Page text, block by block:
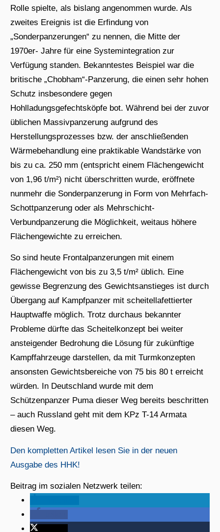
Rolle spielte, als bislang angenommen wurde. Als
zweites Ereignis ist die Erfindung von
„Sonderpanzerungen“ zu nennen, die Mitte der
1970er- Jahre für eine Systemintegration zur
Verfügung standen. Bekanntestes Beispiel war die
britische „Chobham“-Panzerung, die einen sehr hohen
Schutz insbesondere gegen
Hohlladungsgefechtsköpfe bot. Während bei der zuvor
üblichen Massivpanzerung aufgrund des
Herstellungsprozesses bzw. der anschließenden
Wärmebehandlung eine praktikable Wandstärke von
bis zu ca. 250 mm (entspricht einem Flächengewicht
von 1,96 t/m²) nicht überschritten wurde, eröffnete
nunmehr die Sonderpanzerung in Form von Mehrfach-
Schottpanzerung oder als Mehrschicht-
Verbundpanzerung die Möglichkeit, weitaus höhere
Flächengewichte zu erreichen.
So sind heute Frontalpanzerungen mit einem
Flächengewicht von bis zu 3,5 t/m² üblich. Eine
gewisse Begrenzung des Gewichtsanstieges ist durch
Übergang auf Kampfpanzer mit scheitellafettierter
Hauptwaffe möglich. Trotz durchaus bekannter
Probleme dürfte das Scheitelkonzept bei weiter
ansteigender Bedrohung die Lösung für zukünftige
Kampffahrzeuge darstellen, da mit Turmkonzepten
ansonsten Gewichtsbereiche von 75 bis 80 t erreicht
würden. In Deutschland wurde mit dem
Schützenpanzer Puma dieser Weg bereits beschritten
– auch Russland geht mit dem KPz T-14 Armata
diesen Weg.
Den kompletten Artikel lesen Sie in der neuen
Ausgabe des HHK!
Beitrag im sozialen Netzwerk teilen: